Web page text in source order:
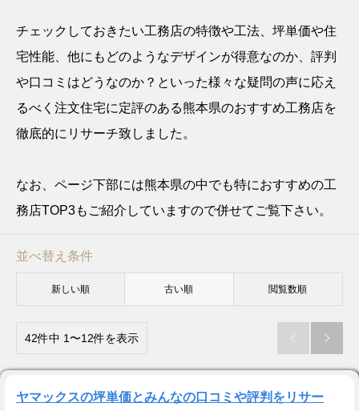
チェックしておきたい工務店の特徴や工法、坪単価や住
宅性能、他にもどのようなデザインが得意なのか、評判
や口コミはどうなのか？といった様々な疑問の声に応え
るべく注文住宅に定評のある熊本県のおすすめ工務店を
徹底的にリサーチ致しました。
なお、ページ下部には熊本県の中でも特におすすめの工
務店TOP3もご紹介していますので併せてご覧下さい。
並べ替え条件
新しい順 古い順 閲覧数順
42件中 1〜12件を表示  
ヤマックスの坪単価とみんなの口コミや評判をリサー